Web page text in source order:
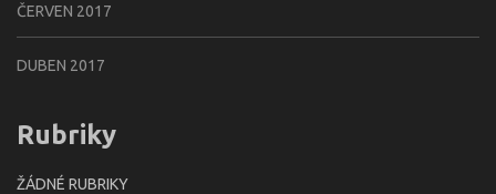
ČERVEN 2017
DUBEN 2017
Rubriky
ŽÁDNÉ RUBRIKY